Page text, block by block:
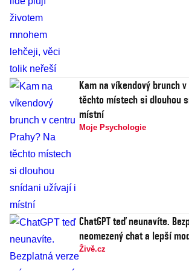
Kam na víkendový brunch v
těchto místech si dlouhou
místní
Moje Psychologie
ChatGPT teď neunavíte.
neomezený chat a lepší
Živě.cz